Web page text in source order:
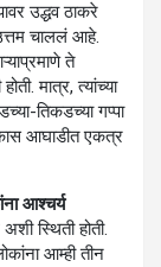
उद्धव ठाकरे
चाललं आहे.
ते
मात्र, त्यांच्या
तिकडच्या गप्पा
आघाडीत एकत्र
आश्चर्य
अशी स्थिती होती.
आम्ही तीन